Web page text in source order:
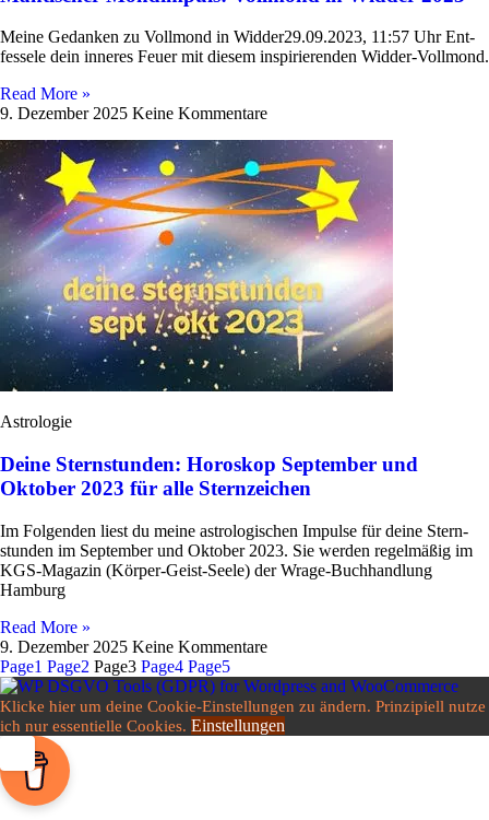
Meine Gedanken zu Voll­mond in Widder29.09.2023, 11:57 Uhr Ent­
fes­sele dein inneres Feuer mit diesem inspi­rie­renden Widder-Vollmond.
Read More »
9. Dezember 2025 Keine Kommentare
Astrologie
Deine Sternstunden: Horoskop September und
Oktober 2023 für alle Sternzeichen
Im Fol­genden liest du meine astro­lo­gi­schen Impulse für deine Stern­
stunden im Sep­tember und Oktober 2023. Sie werden regel­mäßig im
KGS-Magazin (Körper-Geist-Seele) der Wrage-Buch­han­d­­lung
Hamburg
Read More »
9. Dezember 2025 Keine Kommentare
Page1 Page2 Page3 Page4 Page5
Klicke hier um deine Cookie-Einstellungen zu ändern. Prinzipiell nutze
ich nur essentielle Cookies. Einstellungen